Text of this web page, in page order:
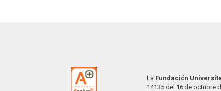
La Fundación
14135 del 16 de octubre